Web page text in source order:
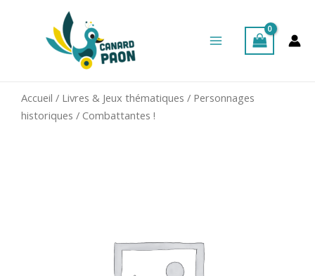
Menu
Accueil / Livres & Jeux thématiques / Personnages
historiques / Combattantes !